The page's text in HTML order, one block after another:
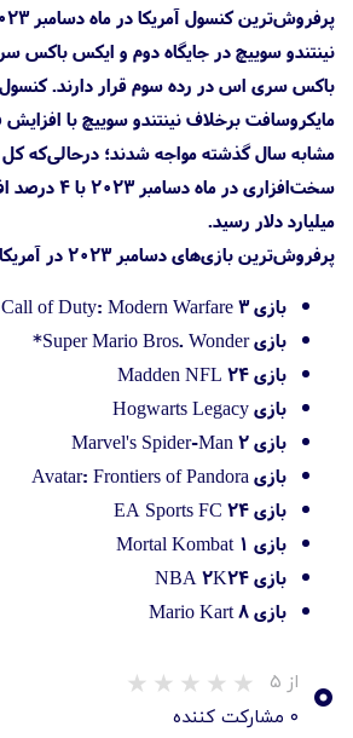
نینتندو سوییچ در جایگاه دوم و ایکس
مایکروسافت برخلاف نینتندو سوییچ با
مشابه سال گذشته مواجه شدند؛ درحالی‌که
میلیارد دلار رسید.
پرفروش‌ترین بازی‌های دسامبر ۲۰۲۳ در آمریکا
بازی Call of Duty: Modern Warfare 3
بازی Super Mario Bros. Wonder*
بازی Madden NFL 24
بازی Hogwarts Legacy
بازی Marvel's Spider-Man 2
بازی Avatar: Frontiers of Pandora
بازی EA Sports FC 24
بازی Mortal Kombat 1
بازی NBA 2K24
بازی Mario Kart 8
۰ از ۵
۰ مشارکت کننده